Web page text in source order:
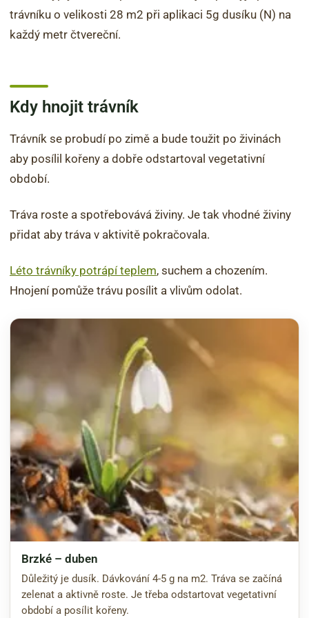
trávníku o velikosti 28 m2 při aplikaci 5g dusíku (N) na
každý metr čtvereční.
Kdy hnojit trávník
Trávník se probudí po zimě a bude toužit po živinách
aby posílil kořeny a dobře odstartoval vegetativní
období.
Tráva roste a spotřebovává živiny. Je tak vhodné živiny
přidat aby tráva v aktivitě pokračovala.
Léto trávníky potrápí teplem, suchem a chozením.
Hnojení pomůže trávu posílit a vlivům odolat.
Brzké – duben
Důležitý je dusík. Dávkování 4-5 g na m2. Tráva se začíná
zelenat a aktivně roste. Je třeba odstartovat vegetativní
období a posílit kořeny.